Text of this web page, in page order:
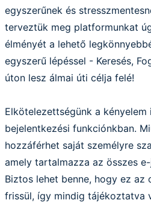
egyszerűnek és
terveztük meg platformunkat
élményét a lehető
egyszerű lépéssel - Keresés,
úton lesz álmai úti célja felé!
Elkötelezettségünk a
bejelentkezési funkciónkban.
hozzáférhet saját személyre
amely tartalmazza az összes
Biztos lehet benne, hogy ez az
frissül, így mindig tájékoztatva